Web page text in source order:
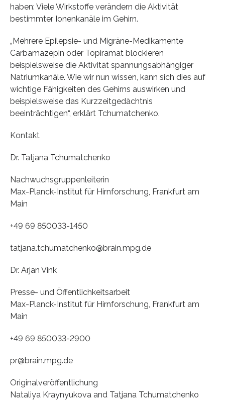
haben: Viele Wirkstoffe verändern die Aktivität
bestimmter Ionenkanäle im Gehirn.
„Mehrere Epilepsie- und Migräne-Medikamente
Carbamazepin oder Topiramat blockieren
beispielsweise die Aktivität spannungsabhängiger
Natriumkanäle. Wie wir nun wissen, kann sich dies auf
wichtige Fähigkeiten des Gehirns auswirken und
beispielsweise das Kurzzeitgedächtnis
beeinträchtigen“, erklärt Tchumatchenko.
Kontakt
Dr. Tatjana Tchumatchenko
Nachwuchsgruppenleiterin
Max-Planck-Institut für Hirnforschung, Frankfurt am
Main
+49 69 850033-1450
tatjana.tchumatchenko@brain.mpg.de
Dr. Arjan Vink
Presse- und Öffentlichkeitsarbeit
Max-Planck-Institut für Hirnforschung, Frankfurt am
Main
+49 69 850033-2900
pr@brain.mpg.de
Originalveröffentlichung
Nataliya Kraynyukova and Tatjana Tchumatchenko